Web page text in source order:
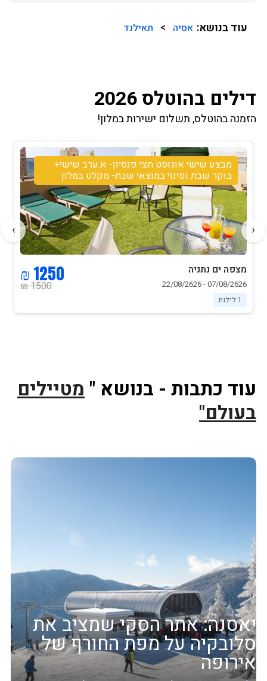
עוד בנושא: אסיה > תאילנד
דילים בהוטלס 2026
הזמנה בהוטלס, תשלום ישירות במלון!
מבצע שישי אוגוסט חצי פנסיון- א.ערב שישי+
בוקר שבת ופינוי במוצאי שבת- מקלט במלון
מצפה ים נתניה
07/08/2626 - 22/08/2626
1 לילות
1500 ₪
1250 ₪
‹
›
עוד כתבות - בנושא "מטיילים
בעולם"
יאסנה: אתר הסקי שמציב את
סלובקיה על מפת החורף של
אירופה